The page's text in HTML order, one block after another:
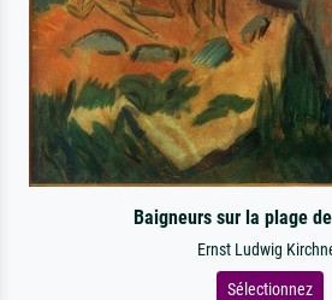
Baigneurs sur la plage
Ernst Ludwig
Sélectionnez